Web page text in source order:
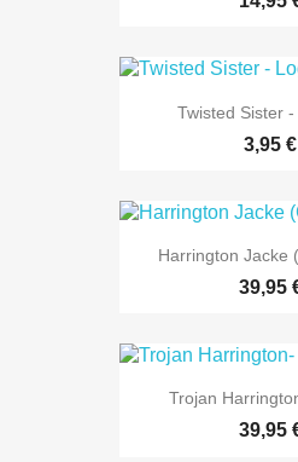
Twisted Sister -
3,95 €
Harrington Jacke
39,95
Trojan
39,95